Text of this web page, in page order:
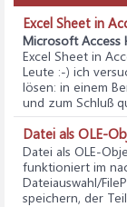
Excel Sheet in
Microsoft Access
Excel Sheet in
Leute :-) ich
lösen: in einem
und zum Schluß
Datei als OLE-
Datei als OLE-
funktioniert im
Dateiauswahl/
speichern, der